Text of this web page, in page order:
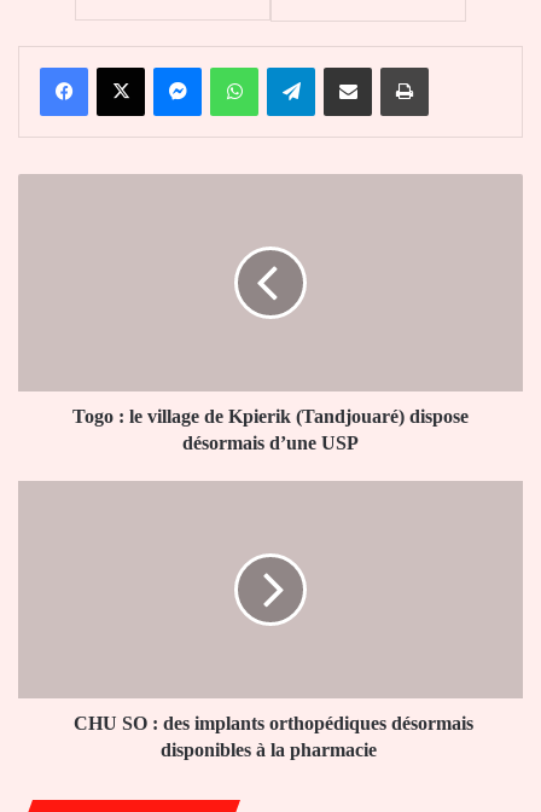
FacebookX MessengerWhatsAppTelegramPartager par email Imprimer
désormais
Togo : le village de Kpierik (Tandjouaré) dispose
désormais d’une USP
à
CHU SO : des implants orthopédiques désormais
disponibles à la pharmacie